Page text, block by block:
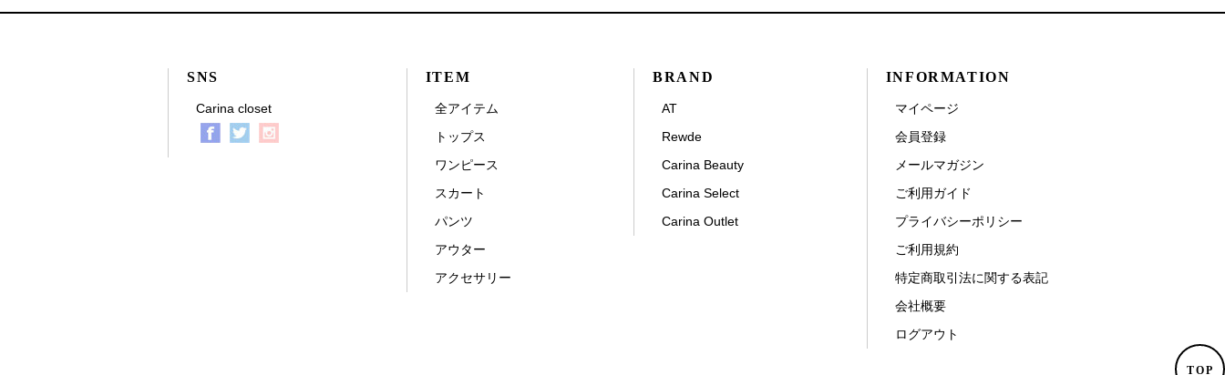
SNS
Carina closet
ITEM
全アイテム
トップス
ワンピース
スカート
パンツ
アウター
アクセサリー
BRAND
AT
Rewde
Carina Beauty
Carina Select
Carina Outlet
INFORMATION
マイページ
会員登録
メールマガジン
ご利用ガイド
プライバシーポリシー
ご利用規約
特定商取引法に関する表記
会社概要
ログアウト
TOP